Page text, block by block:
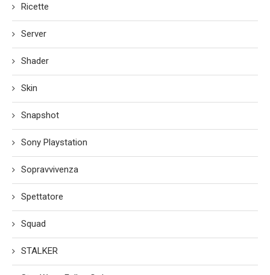
Ricette
Server
Shader
Skin
Snapshot
Sony Playstation
Sopravvivenza
Spettatore
Squad
STALKER